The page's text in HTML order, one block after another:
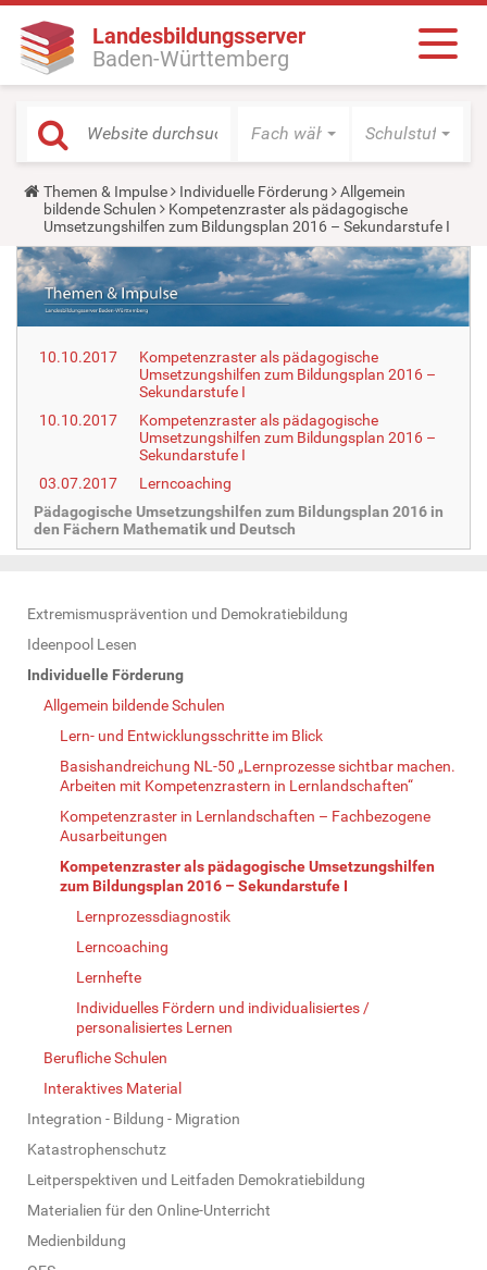
Landesbildungsserver
Baden-Württemberg
Fach wählen Schulstufe
Y
o
u
a
r
e
h
e
r
:
Themen & Impulse Individuelle Förderung
Allgemein
bildende Schulen
Kompetenzraster als pädagogische
Umsetzungshilfen zum Bildungsplan 2016 – Sekundarstufe I
10.10.2017
Kompetenzraster als pädagogische
Umsetzungshilfen zum Bildungsplan 2016 –
Sekundarstufe I
10.10.2017
Kompetenzraster als pädagogische
Umsetzungshilfen zum Bildungsplan 2016 –
Sekundarstufe I
03.07.2017
Lerncoaching
Pädagogische Umsetzungshilfen zum Bildungsplan 2016 in
den Fächern Mathematik und Deutsch
N
a
v
Extremismusprävention und Demokratiebildung
Ideenpool Lesen
Individuelle Förderung
Allgemein bildende Schulen
Lern- und Entwicklungsschritte im Blick
Basishandreichung NL-50 „Lernprozesse sichtbar machen.
Arbeiten mit Kompetenzrastern in Lernlandschaften“
Kompetenzraster in Lernlandschaften – Fachbezogene
Ausarbeitungen
Kompetenzraster als pädagogische Umsetzungshilfen
zum Bildungsplan 2016 – Sekundarstufe I
Lernprozessdiagnostik
Lerncoaching
Lernhefte
Individuelles Fördern und individualisiertes /
personalisiertes Lernen
Berufliche Schulen
Interaktives Material
Integration - Bildung - Migration
Katastrophenschutz
Leitperspektiven und Leitfaden Demokratiebildung
Materialien für den Online-Unterricht
Medienbildung